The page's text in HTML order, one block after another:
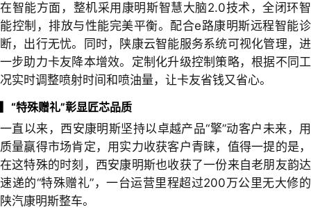
在智能方面，整机采用康明斯智慧大脑2.0技术，全闭环智
能控制，排放与性能完美平衡。配合e路康明斯远程智能诊
断，出行无忧。同时，陕康云智能服务系统可视化管理，进
一步助力卡友降本增效。定制化升级控制策略，根据不同工
况实时调整喷射时间和喷油量，让卡友省钱又省心。
“特殊赠礼”彰显匠芯品质
一直以来，西安康明斯坚持以卓越产品“擎”动客户未来，用
质量赢得市场肯定，用实力收获客户青睐，值得一提的是，
在这特殊的时刻，西安康明斯也收获了一份来自老朋友韵达
速递的“特殊赠礼”，一台运营里程超过200万公里无大修的
陕汽康明斯整车。